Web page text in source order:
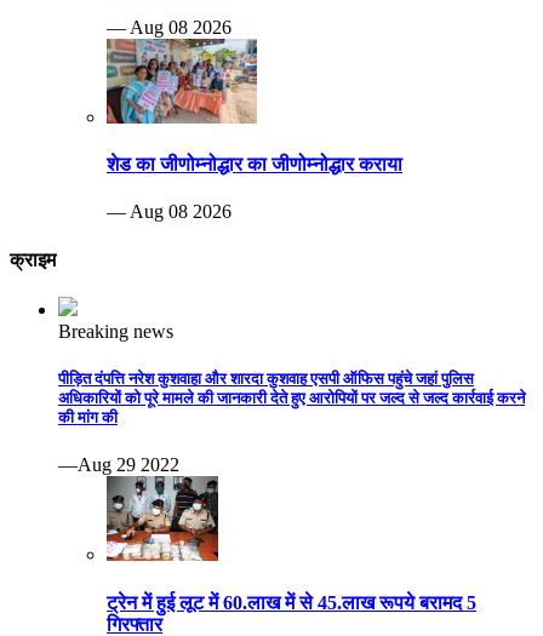
— Aug 08 2026
शेड का जीणोम्नोद्धार का जीणोम्नोद्धार कराया
— Aug 08 2026
क्राइम
Breaking news
पीड़ित दंपत्ति नरेश कुशवाहा और शारदा कुशवाह एसपी ऑफिस पहुंचे जहां पुलिस
अधिकारियों को पूरे मामले की जानकारी देते हुए आरोपियों पर जल्द से जल्द कार्रवाई करने
की मांग की
—Aug 29 2022
ट्रेन में हुई लूट में 60.लाख में से 45.लाख रूपये बरामद 5
गिरफ्तार